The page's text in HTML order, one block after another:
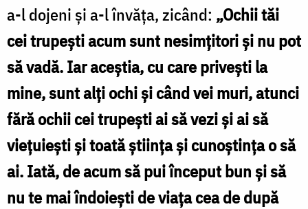
a-l dojeni și a-l învăța, zicând: „Ochii tăi
cei trupești acum sunt nesimțitori și nu pot
să vadă. Iar aceștia, cu care privești la
mine, sunt alți ochi și când vei muri, atunci
fără ochii cei trupești ai să vezi și ai să
viețuiești și toată știința și cunoștința o să
ai. Iată, de acum să pui început bun și să
nu te mai îndoiești de viața cea de după